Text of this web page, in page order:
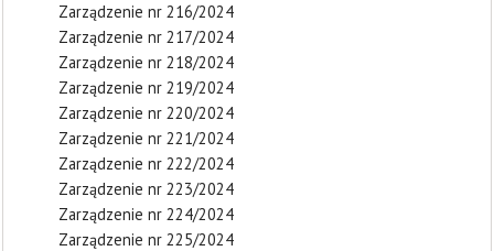
Zarządzenie nr 216/2024
Zarządzenie nr 217/2024
Zarządzenie nr 218/2024
Zarządzenie nr 219/2024
Zarządzenie nr 220/2024
Zarządzenie nr 221/2024
Zarządzenie nr 222/2024
Zarządzenie nr 223/2024
Zarządzenie nr 224/2024
Zarządzenie nr 225/2024